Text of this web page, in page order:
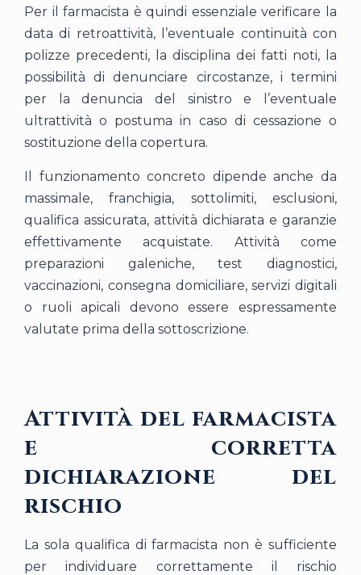
Per il farmacista è quindi essenziale verificare la
data di retroattività, l’eventuale continuità con
polizze precedenti, la disciplina dei fatti noti, la
possibilità di denunciare circostanze, i termini
per la denuncia del sinistro e l’eventuale
ultrattività o postuma in caso di cessazione o
sostituzione della copertura.
Il funzionamento concreto dipende anche da
massimale, franchigia, sottolimiti, esclusioni,
qualifica assicurata, attività dichiarata e garanzie
effettivamente acquistate. Attività come
preparazioni galeniche, test diagnostici,
vaccinazioni, consegna domiciliare, servizi digitali
o ruoli apicali devono essere espressamente
valutate prima della sottoscrizione.
Attività del farmacista
e corretta
dichiarazione del
rischio
La sola qualifica di farmacista non è sufficiente
per individuare correttamente il rischio